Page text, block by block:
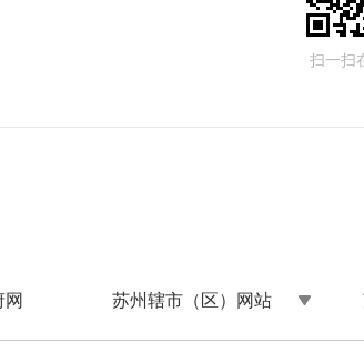
扫一扫
网 苏州辖市（区）网站